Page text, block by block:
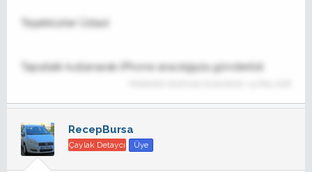
Teşekkürler Üstad
Tapatalk kullanarak iPhone aracılığıyla gönderildi
RecepBursa
Çaylak Detaycı Üye